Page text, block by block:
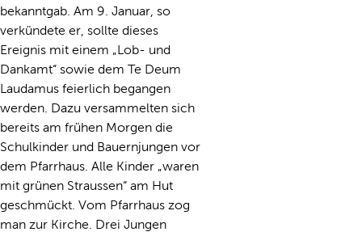
bekanntgab. Am 9. Januar, so
verkündete er, sollte dieses
Ereignis mit einem „Lob- und
Dankamt“ sowie dem Te Deum
Laudamus feierlich begangen
werden. Dazu versammelten sich
bereits am frühen Morgen die
Schulkinder und Bauernjungen vor
dem Pfarrhaus. Alle Kinder „waren
mit grünen Straussen“ am Hut
geschmückt. Vom Pfarrhaus zog
man zur Kirche. Drei Jungen